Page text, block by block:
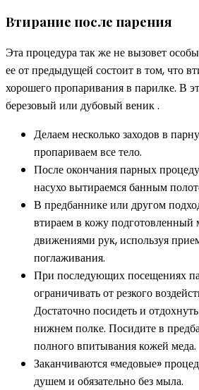
Втирание после парения
Эта процедура так же не вызовет
ее от предыдущей состоит в том, что
хорошего пропаривания в парилке. В
березовый или дубовый веник .
Делаем несколько заходов в
пропариваем все тело.
После окончания парных
насухо вытираемся банным
В предбаннике или другом
втираем в кожу
движениями рук, используя
поглаживания.
При последующих посещениях
ограничивать от резкого
Достаточно посидеть и
нижнем полке. Посидите в
полного впитывания кожей меда.
Заканчиваются «медовые»
душем и обязательно без мыла.